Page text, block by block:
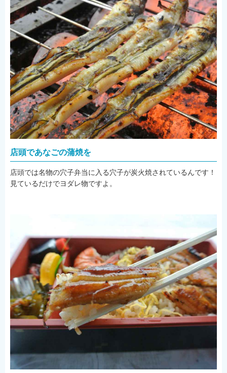
店頭であなごの蒲焼を
店頭では名物の穴子弁当に入る穴子が炭火焼されているんです！
見ているだけでヨダレ物ですよ。